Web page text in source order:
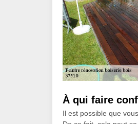
À qui faire
Il est possible que